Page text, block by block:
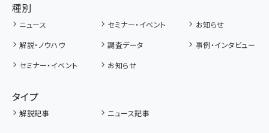
種別
ニュース セミナー・イベント
お知らせ
解説・ノウハウ
調査データ
事例・インタビュー
セミナー・イベント
お知らせ
タイプ
解説記事 ニュース記事